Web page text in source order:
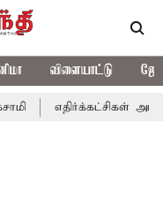
விளையாட்டு
அமளி: